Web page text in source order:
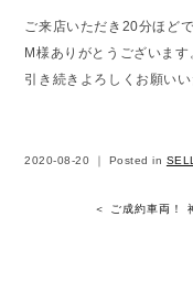
ご来店いただき20分ほど
M様ありがとうございます
引き続きよろしくお願いい
2020-08-20 ｜ Posted in
＜ ご成約車両！